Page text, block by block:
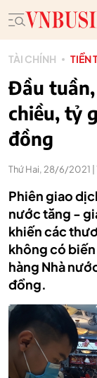
TÀI CHÍNH TIỀN
Đầu
chiều, tỷ
đồng
Thứ Hai, 28/6/2021 |
Phiên giao
nước tăng -
khiến các
không có
hàng Nhà
đồng.